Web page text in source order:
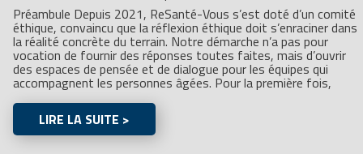
Préambule Depuis 2021, ReSanté-Vous s’est doté d’un comité
éthique, convaincu que la réflexion éthique doit s’enraciner dans
la réalité concrète du terrain. Notre démarche n’a pas pour
vocation de fournir des réponses toutes faites, mais d’ouvrir
des espaces de pensée et de dialogue pour les équipes qui
accompagnent les personnes âgées. Pour la première fois,
LIRE LA SUITE >